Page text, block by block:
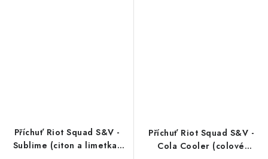
Příchuť Riot Squad S&V -
Sublime (citon a limetka)
Příchuť Riot Squad S&V -
Cola Cooler (colové